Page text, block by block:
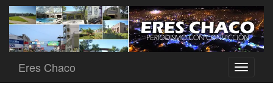
Toggle
Eres Chaco